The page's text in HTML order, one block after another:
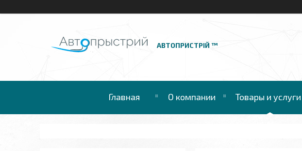
АВТОПРИСТРІЙ ™
Главная О компании Товары и услуги